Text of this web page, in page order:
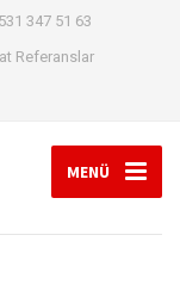
347 51 63
Referanslar
MENÜ